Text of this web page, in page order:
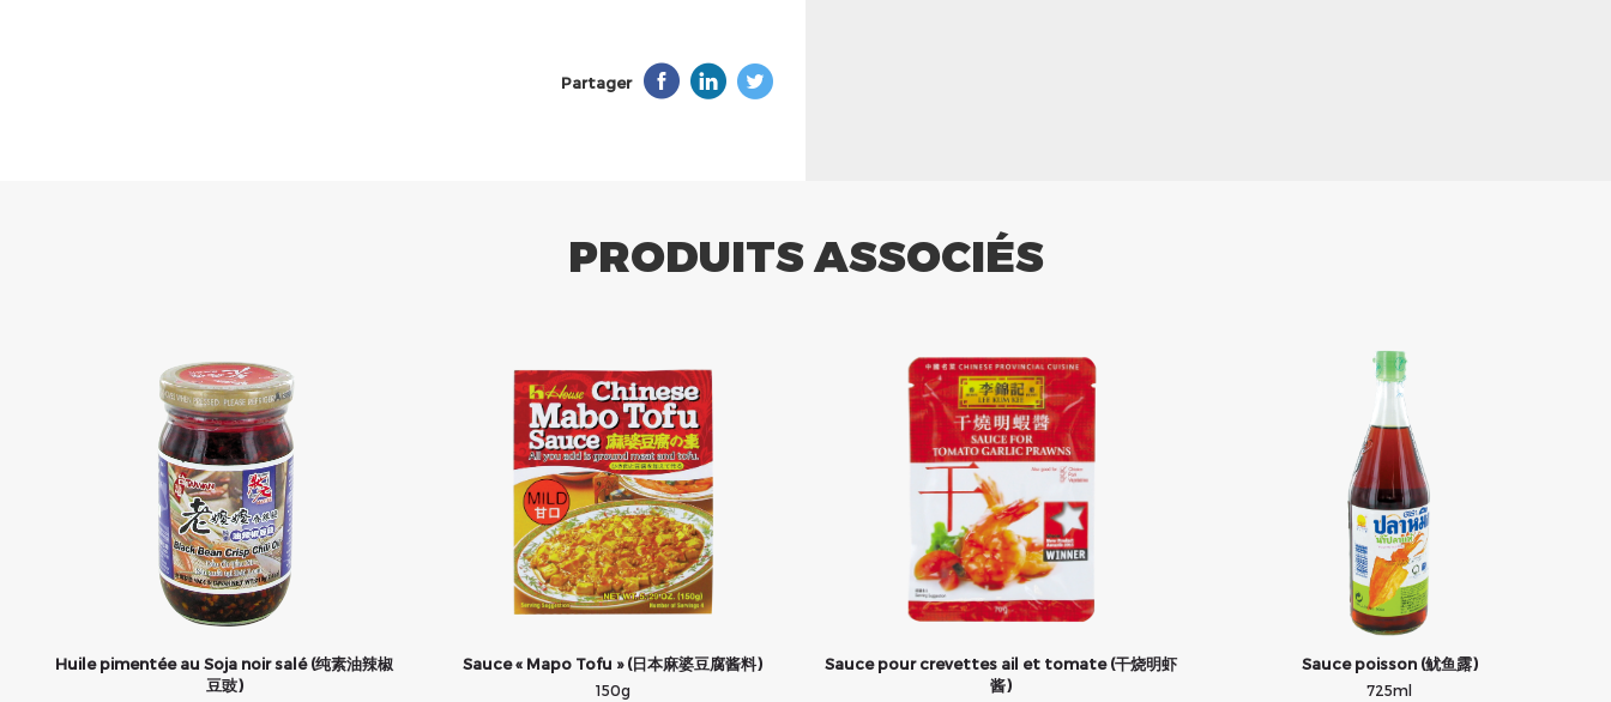
Partager
PRODUITS ASSOCIÉS
Huile pimentée au Soja noir salé (纯素油辣椒
豆豉)
Sauce « Mapo Tofu » (日本麻婆豆腐酱料)
150g
Sauce pour crevettes ail et tomate (干烧明虾
酱)
Sauce poisson (鱿鱼露)
725ml